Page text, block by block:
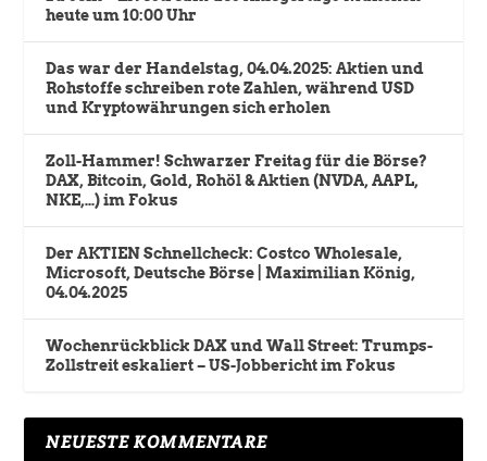
heute um 10:00 Uhr
Das war der Handelstag, 04.04.2025: Aktien und
Rohstoffe schreiben rote Zahlen, während USD
und Kryptowährungen sich erholen
Zoll-Hammer! Schwarzer Freitag für die Börse?
DAX, Bitcoin, Gold, Rohöl & Aktien (NVDA, AAPL,
NKE,…) im Fokus
Der AKTIEN Schnellcheck: Costco Wholesale,
Microsoft, Deutsche Börse | Maximilian König,
04.04.2025
Wochenrückblick DAX und Wall Street: Trumps-
Zollstreit eskaliert – US-Jobbericht im Fokus
NEUESTE KOMMENTARE